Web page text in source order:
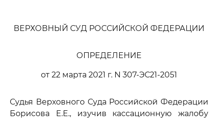
ВЕРХОВНЫЙ СУД РОССИЙСКОЙ ФЕДЕРАЦИИ
ОПРЕДЕЛЕНИЕ
от 22 марта 2021 г. N 307-ЭС21-2051
Судья Верховного Суда Российской Федерации
Борисова Е.Е., изучив кассационную жалобу